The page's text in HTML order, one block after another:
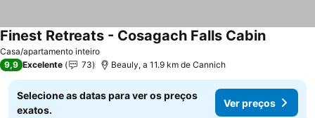
Casa/apartamento inteiro
Finest Retreats - Cosagach Falls Cabin
9,9 Excelente 73 Beauly, a 11.9 km de Cannich
Selecione as datas para ver os preços
exatos.
Ver preços